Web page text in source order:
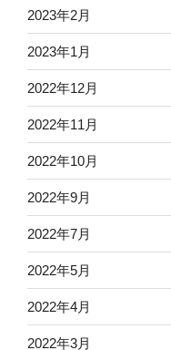
2023年2月
2023年1月
2022年12月
2022年11月
2022年10月
2022年9月
2022年7月
2022年5月
2022年4月
2022年3月